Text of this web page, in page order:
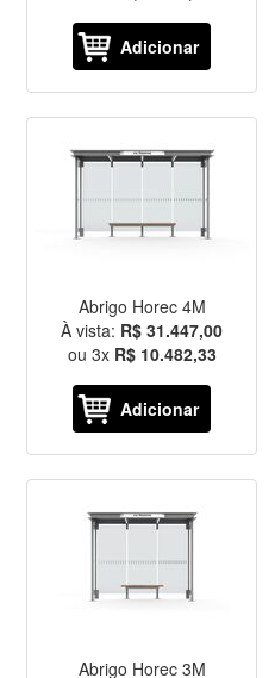
Adicionar
Abrigo Horec 4M
À vista: R$ 31.447,00
ou 3x R$ 10.482,33
Adicionar
Abrigo Horec 3M